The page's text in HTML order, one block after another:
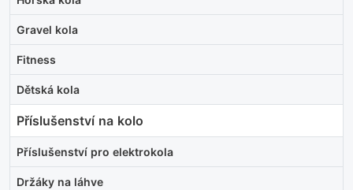
Gravel kola
Fitness
Dětská kola
Příslušenství na kolo
Příslušenství pro elektrokola
Držáky na láhve